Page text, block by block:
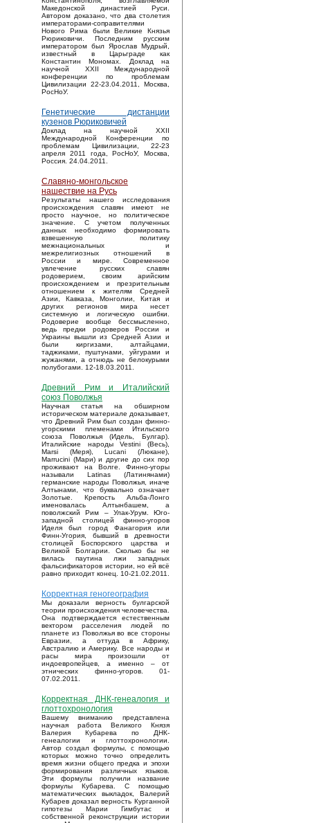
Македонской династией Руси.
Автором доказано, что два столетия
императорами-соправителями
Нового Рима были Великие Князья
Рюриковичи. Последним русским
императором был Ярослав Мудрый,
известный в Царьграде как
Константин Мономах. Доклад на
научной XXII Международной
конференции по проблемам
Цивилизации 22-23.04.2011, Москва,
РосНоУ.
Генетические дистанции
кузенов Рюриковичей
Доклад на научной XXII
Международной Конференции по
проблемам Цивилизации, 22-23
апреля 2011 года, РосНоУ, Москва,
Россия. 24.04.2011.
Славяно-монгольское
нашествие на Русь
Результаты нашего исследования
происхождения славян имеют не
просто научное, но политическое
значение. С учетом полученных
данных необходимо формировать
взвешенную политику
межнациональных и
межрелигиозных отношений в
России и мире. Современное
увлечение русских славян
родоверием, своим арийским
происхождением и презрительным
отношением к жителям Средней
Азии, Кавказа, Монголии, Китая и
других регионов мира несет
системную и логическую ошибки.
Родоверие вообще бессмысленно,
ведь предки родоверов России и
Украины вышли из Средней Азии и
были киргизами, алтайцами,
таджиками, пуштунами, уйгурами и
жужанями, а отнюдь не белокурыми
полубогами. 12-18.03.2011.
Древний Рим и Италийский
союз Поволжья
Научная статья на обширном
историческом материале доказывает,
что Древний Рим был создан финно-
угорскими племенами Итильского
союза Поволжья (Идель, Булгар).
Италийские народы Vestini (Весь),
Marsi (Меря), Lucani (Люкане),
Marrucini (Мари) и другие до сих пор
проживают на Волге. Финно-угоры
называли Latinas (Латинянами)
германские народы Поволжья, иначе
Алтынами, что буквально означает
Золотые. Крепость Альба-Лонго
именовалась Алтынбашем, а
поволжский Рим – Улак-Урум. Юго-
западной столицей финно-угоров
Иделя был город Фанагория или
Финн-Угория, бывший в древности
столицей Боспорского царства и
Великой Болгарии. Сколько бы не
вилась паутина лжи западных
фальсификаторов истории, но ей всё
равно приходит конец. 10-21.02.2011.
Корректная геногеография
Мы доказали верность булгарской
теории происхождения человечества.
Она подтверждается естественным
вектором расселения людей по
планете из Поволжья во все стороны
Евразии, а оттуда в Африку,
Австралию и Америку. Все народы и
расы мира произошли от
индоевропейцев, а именно – от
этнических финно-угоров. 01-
07.02.2011.
Корректная ДНК-генеалогия и
глоттохронология
Вашему вниманию представлена
научная работа Великого Князя
Валерия Кубарева по ДНК-
генеалогии и глоттохронологии.
Автор создал формулы, с помощью
которых можно точно определить
время жизни общего предка и эпохи
формирования различных языков.
Эти формулы получили название
формулы Кубарева. С помощью
математических выкладок, Валерий
Кубарев доказал верность Курганной
гипотезы Марии Гимбутас и
собственной реконструкции истории